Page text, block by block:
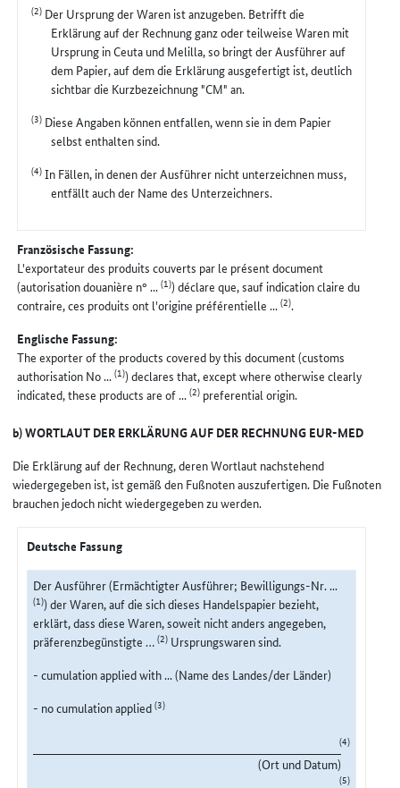
(2) Der Ursprung der Waren ist anzugeben. Betrifft die
Erklärung auf der Rechnung ganz oder teilweise Waren mit
Ursprung in Ceuta und Melilla, so bringt der Ausführer auf
dem Papier, auf dem die Erklärung ausgefertigt ist, deutlich
sichtbar die Kurzbezeichnung "CM" an.
(3) Diese Angaben können entfallen, wenn sie in dem Papier
selbst enthalten sind.
(4)In Fällen, in denen der Ausführer nicht unterzeichnen muss,
entfällt auch der Name des Unterzeichners.
Französische Fassung:
L'exportateur des produits couverts par le présent document
(autorisation douanière n° ...(1)) déclare que, sauf indication claire du
contraire, ces produits ont l'origine préférentielle ...(2).
Englische Fassung:
The exporter of the products covered by this document (customs
authorisation No ...(1)) declares that, except where otherwise clearly
indicated, these products are of ...(2) preferential origin.
b) WORTLAUT DER ERKLÄRUNG AUF DER RECHNUNG EUR-MED
Die Erklärung auf der Rechnung, deren Wortlaut nachstehend
wiedergegeben ist, ist gemäß den Fußnoten auszufertigen. Die Fußnoten
brauchen jedoch nicht wiedergegeben zu werden.
Deutsche Fassung
Der Ausführer (Ermächtigter Ausführer; Bewilligungs-Nr. ...
(1)) der Waren, auf die sich dieses Handelspapier bezieht,
erklärt, dass diese Waren, soweit nicht anders angegeben,
präferenzbegünstigte …(2) Ursprungswaren sind.
- cumulation applied with ... (Name des Landes/der Länder)
- no cumulation applied(3)
(4)
(Ort und Datum)
(5)